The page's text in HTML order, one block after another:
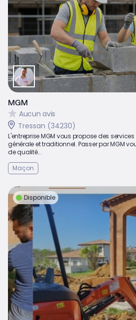
MGM
Aucun avis
Tressan (34230)
L'entreprise MGM vous propose des
générale et traditionnel. Passer par MGM
de qualité...
Maçon
Disponible